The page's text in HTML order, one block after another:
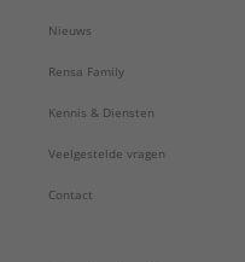
Nieuws
Rensa Family
Kennis & Diensten
Veelgestelde vragen
Contact